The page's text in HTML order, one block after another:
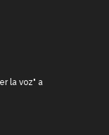
la voz" a